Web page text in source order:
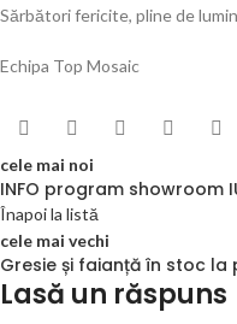
Sărbători fericite, pline de
Echipa Top Mosaic
cele mai noi
INFO program showroom
Înapoi la listă
cele mai vechi
Gresie și faianță în stoc la
Lasă un răspuns